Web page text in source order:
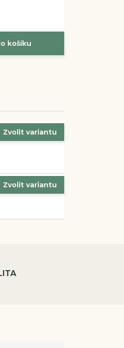
košíku
Zvolit variantu
Zvolit variantu